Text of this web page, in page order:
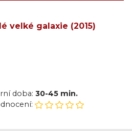
velké galaxie (2015)
doba: 30-45 min.